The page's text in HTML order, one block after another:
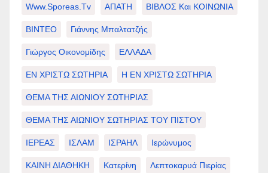
Www.sporeas.tv ΑΠΑΤΗ ΒΙΒΛΟΣ Και ΚΟΙΝΩΝΙΑ
ΒΙΝΤΕΟ Γιάννης Μπαλτατζής
Γιώργος Οικονομίδης ΕΛΛΑΔΑ
ΕΝ ΧΡΙΣΤΩ ΣΩΤΗΡΙΑ Η ΕΝ ΧΡΙΣΤΩ ΣΩΤΗΡΙΑ
ΘΕΜΑ ΤΗΣ ΑΙΩΝΙΟΥ ΣΩΤΗΡΙΑΣ
ΘΕΜΑ ΤΗΣ ΑΙΩΝΙΟΥ ΣΩΤΗΡΙΑΣ ΤΟΥ ΠΙΣΤΟΥ
ΙΕΡΕΑΣ ΙΣΛΑΜ ΙΣΡΑΗΛ Ιερώνυμος
ΚΑΙΝΗ ΔΙΑΘΗΚΗ Κατερίνη Λεπτοκαρυά Πιερίας